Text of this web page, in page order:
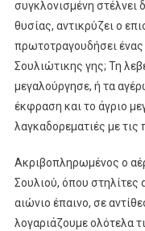
συγκλονισμένη
θυσίας, αντικρύζει ο
πρωτοτραγουδήσει
Σουλιώτικης γης; Τη
μεγαλούργησε, ή τα
έκφραση και το άγριο
λαγκαδορεματιές με
Ακριβοπληρωμένος ο
Σουλιού, όπου στηλίτες
αιώνιο έπαινο, σε
λογαριάζουμε ολότελα